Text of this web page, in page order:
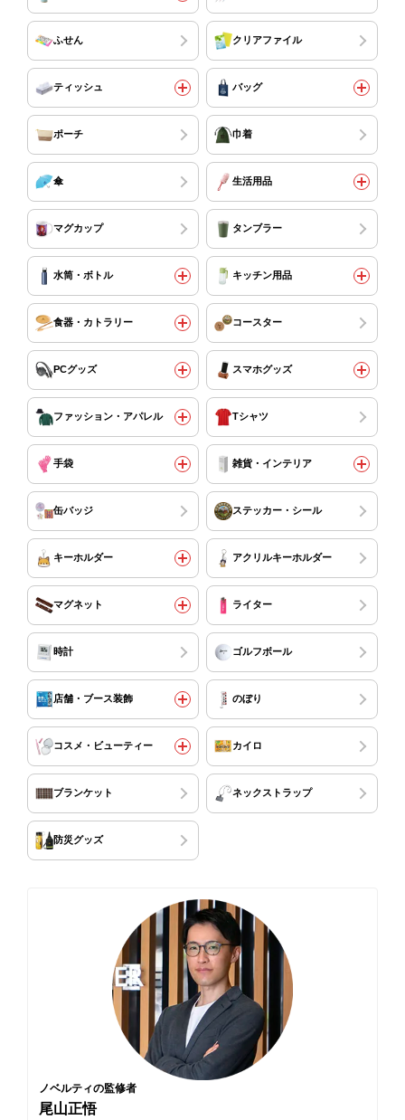
ふせん クリアファイル
ティッシュ バッグ
ポーチ 巾着
傘 生活用品
マグカップ タンブラー
水筒・ボトル キッチン用品
食器・カトラリー コースター
PCグッズ スマホグッズ
ファッション・アパレル Tシャツ
手袋 雑貨・インテリア
缶バッジ ステッカー・シール
キーホルダー アクリルキーホルダー
マグネット ライター
時計 ゴルフボール
店舗・ブース装飾 のぼり
コスメ・ビューティー カイロ
ブランケット ネックストラップ
防災グッズ
ノベルティの監修者
尾山正悟